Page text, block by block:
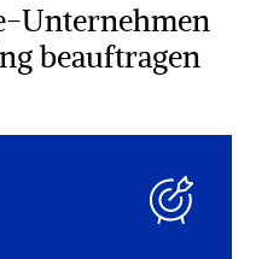
Unternehmen
beauftragen